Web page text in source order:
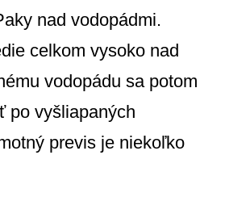
nad vodopádmi.
celkom vysoko nad
vodopádu sa potom
po vyšliapaných
previs je niekoľko